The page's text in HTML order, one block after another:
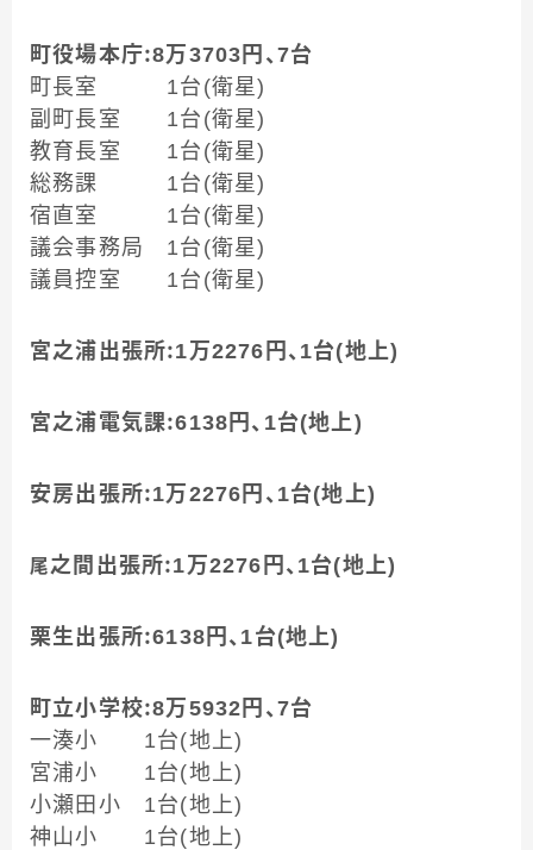
町役場本庁：8万3703円、7台
町長室 1台(衛星)
副町長室 1台(衛星)
教育長室 1台(衛星)
総務課 1台(衛星)
宿直室 1台(衛星)
議会事務局 1台(衛星)
議員控室 1台(衛星)
宮之浦出張所：1万2276円、1台(地上)
宮之浦電気課：6138円、1台(地上)
安房出張所：1万2276円、1台(地上)
尾之間出張所：1万2276円、1台(地上)
栗生出張所：6138円、1台(地上)
町立小学校：8万5932円、7台
一湊小 1台(地上)
宮浦小 1台(地上)
小瀬田小 1台(地上)
神山小 1台(地上)